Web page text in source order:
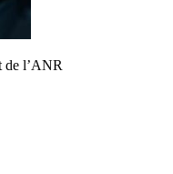
de l’ANR